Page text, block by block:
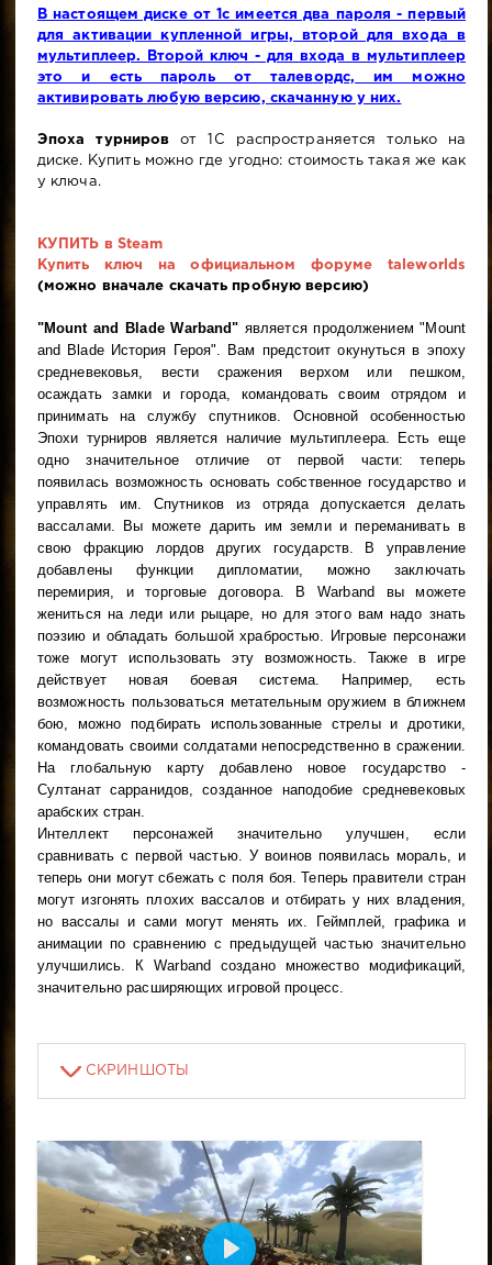
В настоящем диске от 1с имеется два пароля - первый
для активации купленной игры, второй для входа в
мультиплеер. Второй ключ - для входа в мультиплеер
это и есть пароль от талевордс, им можно
активировать любую версию, скачанную у них.
Эпоха турниров от 1С распространяется только на
диске. Купить можно где угодно: стоимость такая же как
у ключа.
КУПИТЬ в Steam
Купить ключ на официальном форуме taleworlds
(можно вначале скачать пробную версию)
"Mount and Blade Warband" является продолжением "Mount
and Blade История Героя". Вам предстоит окунуться в эпоху
средневековья, вести сражения верхом или пешком,
осаждать замки и города, командовать своим отрядом и
принимать на службу спутников. Основной особенностью
Эпохи турниров является наличие мультиплеера. Есть еще
одно значительное отличие от первой части: теперь
появилась возможность основать собственное государство и
управлять им. Спутников из отряда допускается делать
вассалами. Вы можете дарить им земли и переманивать в
свою фракцию лордов других государств. В управление
добавлены функции дипломатии, можно заключать
перемирия, и торговые договора. В Warband вы можете
жениться на леди или рыцаре, но для этого вам надо знать
поэзию и обладать большой храбростью. Игровые персонажи
тоже могут использовать эту возможность. Также в игре
действует новая боевая система. Например, есть
возможность пользоваться метательным оружием в ближнем
бою, можно подбирать использованные стрелы и дротики,
командовать своими солдатами непосредственно в сражении.
На глобальную карту добавлено новое государство -
Султанат сарранидов, созданное наподобие средневековых
арабских стран.
Интеллект персонажей значительно улучшен, если
сравнивать с первой частью. У воинов появилась мораль, и
теперь они могут сбежать с поля боя. Теперь правители стран
могут изгонять плохих вассалов и отбирать у них владения,
но вассалы и сами могут менять их. Геймплей, графика и
анимации по сравнению с предыдущей частью значительно
улучшились. К Warband создано множество модификаций,
значительно расширяющих игровой процесс.
СКРИНШОТЫ